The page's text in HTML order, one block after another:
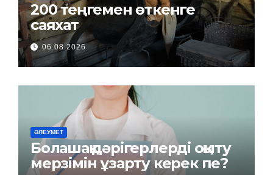
200 теңгемен өткенге
саяхат
06.08.2026
ӘЛЕУМЕТ
Болашақ дәрігерлерді оқыту
мерзімін ұзарту керек пе?